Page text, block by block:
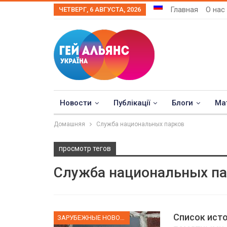
ЧЕТВЕРГ, 6 АВГУСТА, 2026 Главная О нас
Новости Публікації Блоги
Домашняя Служба национальных парков
просмотр тегов
Служба национальных
Список